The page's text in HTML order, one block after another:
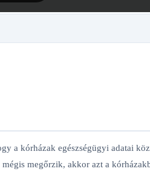
a kórházak egészségügyi adatai
megőrzik, akkor azt a